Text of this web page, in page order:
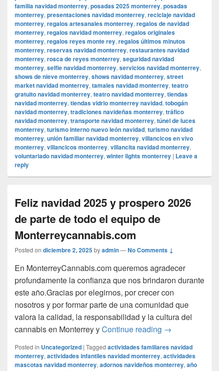
familia navidad monterrey, posadas 2025 monterrey, posadas
monterrey, presentaciones navidad monterrey, reciclaje navidad
monterrey, regalos artesanales monterrey, regalos de navidad
monterrey, regalos navidad monterrey, regalos originales
monterrey, regalos reyes monte rey, regalos últimos minutos
monterrey, reservas navidad monterrey, restaurantes navidad
monterrey, rosca de reyes monterrey, seguridad navidad
monterrey, selfie navidad monterrey, servicios navidad monterrey,
shows de nieve monterrey, shows navidad monterrey, street
market navidad monterrey, tamales navidad monterrey, teatro
gratuito navidad monterrey, teatro navidad monterrey, tiendas
navidad monterrey, tiendas vidrio monterrey navidad, tobogán
navidad monterrey, tradiciones navideñas monterrey, tráfico
navidad monterrey, transporte navidad monterrey, túnel de luces
monterrey, turismo interno nuevo león navidad, turismo navidad
monterrey, unión familiar navidad monterrey, villancicos en vivo
monterrey, villancicos monterrey, villancita navidad monterrey,
voluntariado navidad monterrey, winter lights monterrey | Leave a
reply
Feliz navidad 2025 y prospero 2026
de parte de todo el equipo de
Monterreycannabis.com
Posted on diciembre 2, 2025byadmin—No Comments ↓
En MonterreyCannabis.com queremos agradecer
profundamente la confianza que nos brindaron durante
este año.Gracias por elegirnos, por crecer con
nosotros y por formar parte de una comunidad que
valora la calidad, la responsabilidad y la cultura del
cannabis en Monterrey yContinue reading Feliz navidad
→
Posted in Uncategorized | Tagged actividades familiares navidad
monterrey, actividades infantiles navidad monterrey, actividades
mascotas navidad monterrey, adornos navideños monterrey, año